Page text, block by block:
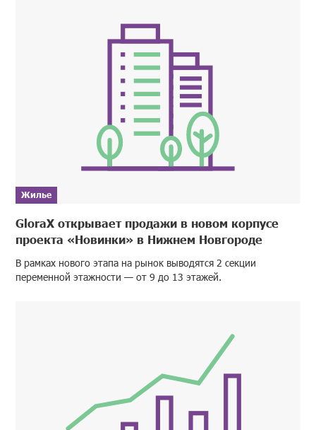
Жилье
GloraX открывает продажи в новом корпусе
проекта «Новинки» в Нижнем Новгороде
В рамках нового этапа на рынок выводятся 2 секции
переменной этажности — от 9 до 13 этажей.